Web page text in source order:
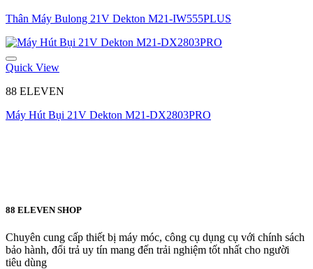
Thân Máy Bulong 21V Dekton M21-IW555PLUS
Quick View
88 ELEVEN
Máy Hút Bụi 21V Dekton M21-DX2803PRO
88 ELEVEN SHOP
Chuyên cung cấp thiết bị máy móc, công cụ dụng cụ với chính sách
bảo hành, đổi trả uy tín mang đến trải nghiệm tốt nhất cho người
tiêu dùng